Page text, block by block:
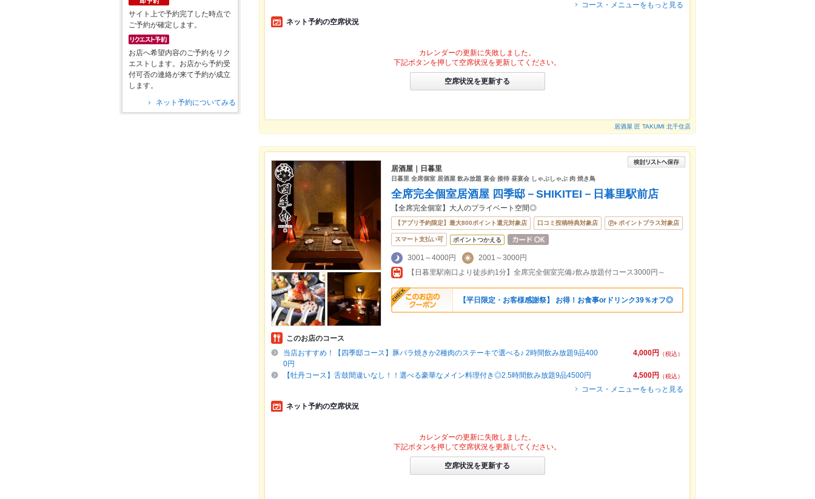
サイト上で予約完了した時点で
ご予約が確定します。
お店へ希望内容のご予約をリク
エストします。お店から予約受
付可否の連絡が来て予約が成立
します。
ネット予約についてみる
コース・メニューをもっと見る
ネット予約の空席状況
カレンダーの更新に失敗しました。
下記ボタンを押して空席状況を更新してください。
空席状況を更新する
居酒屋 匠 TAKUMI 北千住店
居酒屋｜日暮里
日暮里 全席個室 居酒屋 飲み放題 宴会 接待 昼宴会 しゃぶしゃぶ 肉 焼き鳥
全席完全個室居酒屋 四季邸－SHIKITEI－日暮里駅前店
【全席完全個室】大人のプライベート空間◎
【アプリ予約限定】最大800ポイント還元対象店 口コミ投稿特典対象店 ポイントプラス対象店
スマート支払い可 ポイントつかえる
3001～4000円
2001～3000円
【日暮里駅南口より徒歩約1分】全席完全個室完備♪飲み放題付コース3000円～
【平日限定・お客様感謝祭】 お得！お食事orドリンク39％オフ◎
このお店のコース
4,000円
（税込）
当店おすすめ！【四季邸コース】豚バラ焼きか2種肉のステーキで選べる♪ 2時間飲み放題9品400
0円
4,500円
（税込）
【牡丹コース】舌鼓間違いなし！！選べる豪華なメイン料理付き◎2.5時間飲み放題9品4500円
コース・メニューをもっと見る
ネット予約の空席状況
カレンダーの更新に失敗しました。
下記ボタンを押して空席状況を更新してください。
空席状況を更新する